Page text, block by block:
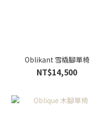
Oblikant 雪橇腳單椅
NT$14,500